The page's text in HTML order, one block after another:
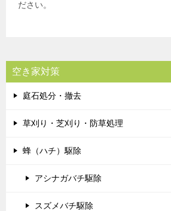
ださい。
空き家対策
庭石処分・撤去
草刈り・芝刈り・防草処理
蜂（ハチ）駆除
アシナガバチ駆除
スズメバチ駆除